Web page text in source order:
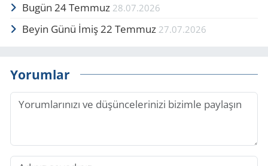
Bugün 24 Temmuz 28.07.2026
Beyin Günü İmiş 22 Temmuz 27.07.2026
Yorumlar